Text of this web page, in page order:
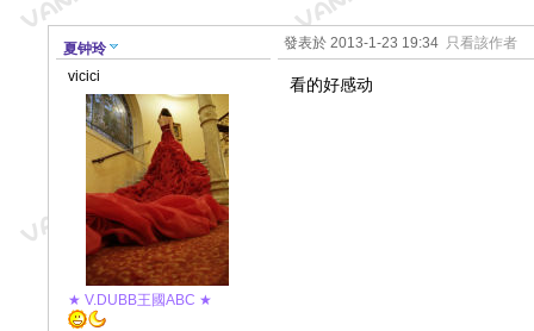
夏钟玲
vicici
★ V.DUBB王國ABC ★
發表於 2013-1-23 19:34 只看該作者
看的好感动